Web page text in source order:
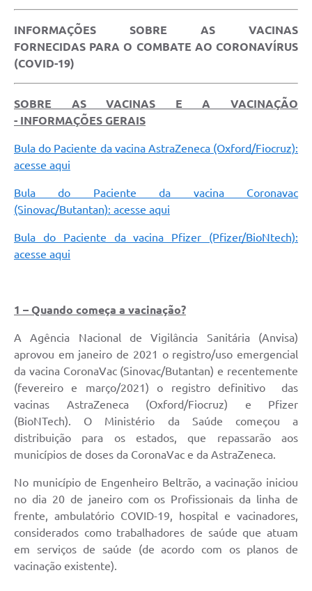
Audiências Públicas
Contas Públicas
Links
Serviços Online
Transparência
Enquete
INFORMAÇÕES SOBRE AS VACINAS
FORNECIDAS PARA O COMBATE AO CORONAVÍRUS
(COVID-19)
SOBRE AS VACINAS E A VACINAÇÃO
- INFORMAÇÕES GERAIS
Bula do Paciente da vacina AstraZeneca (Oxford/Fiocruz):
acesse aqui
Bula do Paciente da vacina Coronavac
(Sinovac/Butantan): acesse aqui
Bula do Paciente da vacina Pfizer (Pfizer/BioNtech):
acesse aqui
1 – Quando começa a vacinação?
A Agência Nacional de Vigilância Sanitária (Anvisa)
aprovou em janeiro de 2021 o registro/uso emergencial
da vacina CoronaVac (Sinovac/Butantan) e recentemente
(fevereiro e março/2021) o registro definitivo das
vacinas AstraZeneca (Oxford/Fiocruz) e Pfizer
(BioNTech). O Ministério da Saúde começou a
distribuição para os estados, que repassarão aos
municípios de doses da CoronaVac e da AstraZeneca.
No município de Engenheiro Beltrão, a vacinação iniciou
no dia 20 de janeiro com os Profissionais da linha de
frente, ambulatório COVID-19, hospital e vacinadores,
considerados como trabalhadores de saúde que atuam
em serviços de saúde (de acordo com os planos de
vacinação existente).